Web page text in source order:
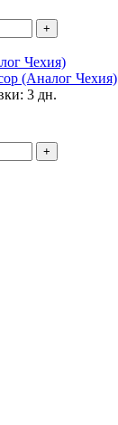
+
(Аналог Чехия)
3 дн.
+